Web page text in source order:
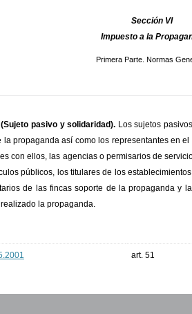
Sección VI
Impuesto a la
Primera Parte. Normas
(Sujeto pasivo y solidaridad). Los sujetos
propaganda así como los representantes en
con ellos, las agencias o permisarios de
públicos, los titulares de los
de las fincas soporte de la propaganda y
la propaganda.
art. 51